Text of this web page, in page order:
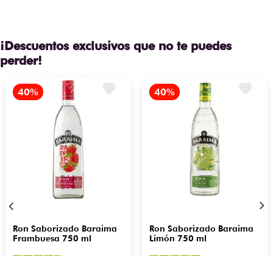
¡Descuentos exclusivos que no te puedes
perder!
Ron Saborizado Baraima
Frambuesa 750 ml
Ron Saborizado Baraima
Limón 750 ml